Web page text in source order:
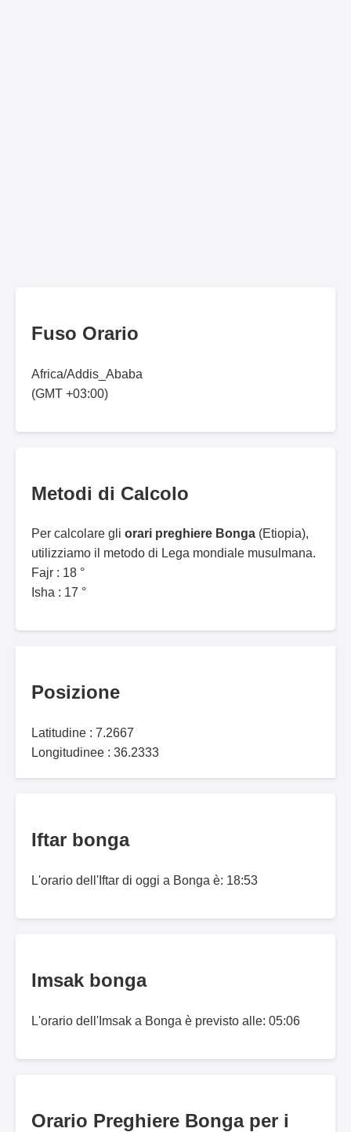
Fuso Orario
Africa/Addis_Ababa
(GMT +03:00)
Metodi di Calcolo
Per calcolare gli orari preghiere Bonga (Etiopia),
utilizziamo il metodo di Lega mondiale musulmana.
Fajr : 18 °
Isha : 17 °
Posizione
Latitudine : 7.2667
Longitudinee : 36.2333
Iftar bonga
L'orario dell'Iftar di oggi a Bonga è: 18:53
Imsak bonga
L'orario dell'Imsak a Bonga è previsto alle: 05:06
Orario Preghiere Bonga per i